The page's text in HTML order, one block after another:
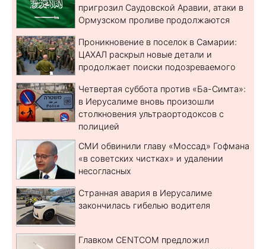
пригрозил Саудовской Аравии, атаки в
Ормузском проливе продолжаются
Проникновение в поселок в Самарии:
ЦАХАЛ раскрыл новые детали и
продолжает поиски подозреваемого
Четвертая суббота против «Ба-Симта»:
в Иерусалиме вновь произошли
столкновения ультраортодоксов с
полицией
СМИ обвинили главу «Моссад» Гофмана
«в советских чистках» и удалении
несогласных
Странная авария в Иерусалиме
закончилась гибелью водителя
Главком CENTCOM предложил